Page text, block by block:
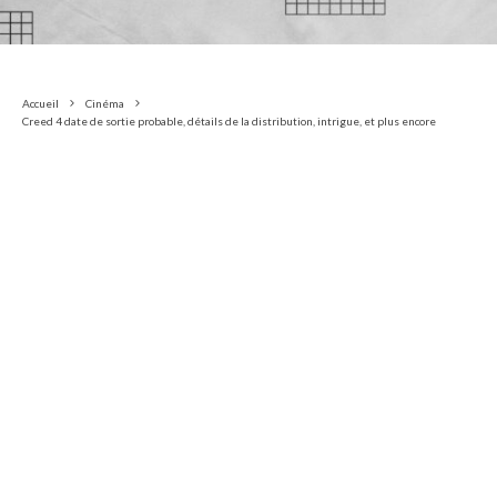
Accueil
Cinéma
Creed 4 date de sortie probable, détails de la distribution, intrigue, et plus encore